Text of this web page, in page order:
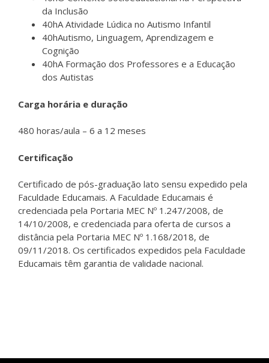
da Inclusão
40hA Atividade Lúdica no Autismo Infantil
40hAutismo, Linguagem, Aprendizagem e
Cognição
40hA Formação dos Professores e a Educação
dos Autistas
Carga horária e duração
480 horas/aula – 6 a 12 meses
Certificação
Certificado de pós-graduação lato sensu expedido pela
Faculdade Educamais. A Faculdade Educamais é
credenciada pela Portaria MEC Nº 1.247/2008, de
14/10/2008, e credenciada para oferta de cursos a
distância pela Portaria MEC Nº 1.168/2018, de
09/11/2018. Os certificados expedidos pela Faculdade
Educamais têm garantia de validade nacional.